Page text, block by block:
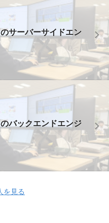
サーバーサイドエン
バックエンドエンジ
を見る